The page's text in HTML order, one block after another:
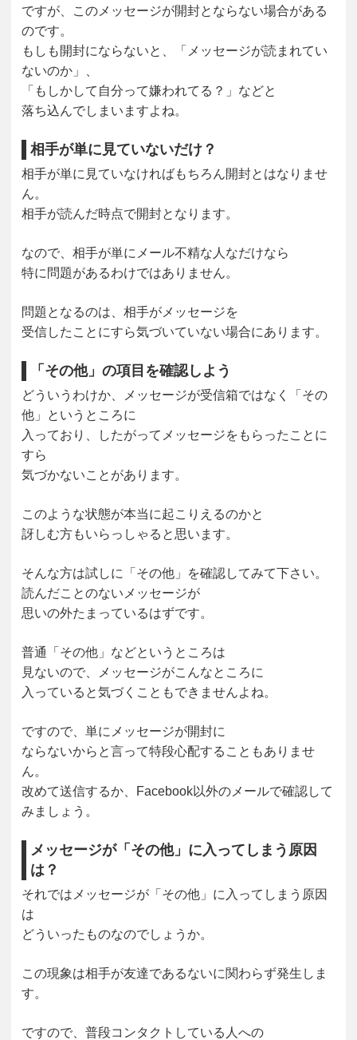
ですが、このメッセージが開封とならない場合がある
のです。
もしも開封にならないと、「メッセージが読まれてい
ないのか」、
「もしかして自分って嫌われてる？」などと
落ち込んでしまいますよね。
相手が単に見ていないだけ？
相手が単に見ていなければもちろん開封とはなりませ
ん。
相手が読んだ時点で開封となります。
なので、相手が単にメール不精な人なだけなら
特に問題があるわけではありません。
問題となるのは、相手がメッセージを
受信したことにすら気づいていない場合にあります。
「その他」の項目を確認しよう
どういうわけか、メッセージが受信箱ではなく「その
他」というところに
入っており、したがってメッセージをもらったことに
すら
気づかないことがあります。
このような状態が本当に起こりえるのかと
訝しむ方もいらっしゃると思います。
そんな方は試しに「その他」を確認してみて下さい。
読んだことのないメッセージが
思いの外たまっているはずです。
普通「その他」などというところは
見ないので、メッセージがこんなところに
入っていると気づくこともできませんよね。
ですので、単にメッセージが開封に
ならないからと言って特段心配することもありませ
ん。
改めて送信するか、Facebook以外のメールで確認して
みましょう。
メッセージが「その他」に入ってしまう原因
は？
それではメッセージが「その他」に入ってしまう原因
は
どういったものなのでしょうか。
この現象は相手が友達であるないに関わらず発生しま
す。
ですので、普段コンタクトしている人への